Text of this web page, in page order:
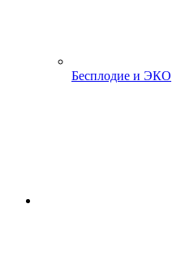
Бесплодие и ЭКО